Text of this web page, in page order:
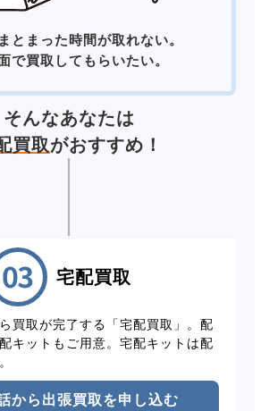
とまった時間が取れない。
で買取してもらいたい。
そんなあなたは
買取がおすすめ！
宅配買取
買取が完了する「宅配買取」。配
キットもご用意。宅配キットは配
から出張買取を申し込む